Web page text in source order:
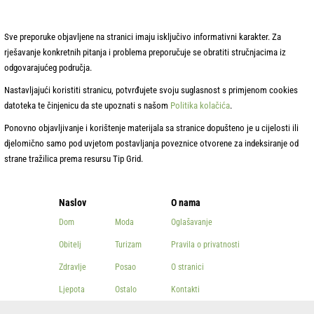
Naslov
Dom
Obitelj
Zdravlje
Ljepota
Moda
Turizam
Posao
Ostalo
O nama
Oglašavanje
Pravila o privatnosti
O stranici
Kontakti
Sve preporuke objavljene na stranici imaju isključivo informativni karakter. Za
rješavanje konkretnih pitanja i problema preporučuje se obratiti stručnjacima iz
odgovarajućeg područja.
Nastavljajući koristiti stranicu, potvrđujete svoju suglasnost s primjenom cookies
datoteka te činjenicu da ste upoznati s našom Politika kolačića.
Ponovno objavljivanje i korištenje materijala sa stranice dopušteno je u cijelosti ili
djelomično samo pod uvjetom postavljanja poveznice otvorene za indeksiranje od
strane tražilica prema resursu Tip Grid.